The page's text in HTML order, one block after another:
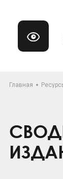
Главная